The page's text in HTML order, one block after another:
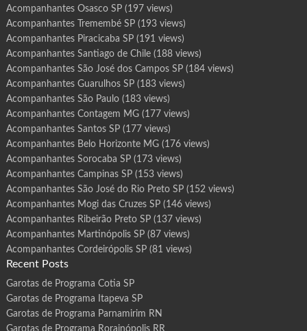
Acompanhantes Osasco SP(197 views)
Acompanhantes Tremembé SP(193 views)
Acompanhantes Piracicaba SP(191 views)
Acompanhantes Santiago de Chile(188 views)
Acompanhantes São José dos Campos SP(184 views)
Acompanhantes Guarulhos SP(183 views)
Acompanhantes São Paulo(183 views)
Acompanhantes Contagem MG(177 views)
Acompanhantes Santos SP(177 views)
Acompanhantes Belo Horizonte MG(176 views)
Acompanhantes Sorocaba SP(173 views)
Acompanhantes Campinas SP(153 views)
Acompanhantes São José do Rio Preto SP(152 views)
Acompanhantes Mogi das Cruzes SP(146 views)
Acompanhantes Ribeirão Preto SP(137 views)
Acompanhantes Martinópolis SP(87 views)
Acompanhantes Cordeirópolis SP(81 views)
Recent Posts
Garotas de Programa Cotia SP
Garotas de Programa Itapeva SP
Garotas de Programa Parnamirim RN